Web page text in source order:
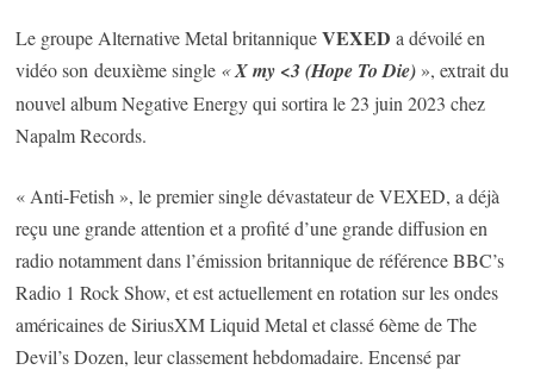
Le groupe Alternative Metal britanniqueVEXED a dévoilé en
vidéo son deuxième single «X my <3 (Hope To Die) », extrait du
nouvel album Negative Energy qui sortira le 23 juin 2023 chez
Napalm Records.
« Anti-Fetish », le premier single dévastateur de VEXED, a déjà
reçu une grande attention et a profité d’une grande diffusion en
radio notamment dans l’émission britannique de référence BBC’s
Radio 1 Rock Show, et est actuellement en rotation sur les ondes
américaines de SiriusXM Liquid Metal et classé 6ème de The
Devil’s Dozen, leur classement hebdomadaire. Encensé par